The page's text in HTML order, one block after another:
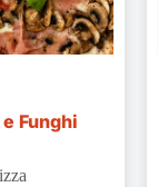
Funghi